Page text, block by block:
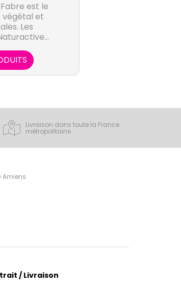
est le
végétal et
Les
Livraison dans toute la France
métropolitaine
Amiens
/ Livraison